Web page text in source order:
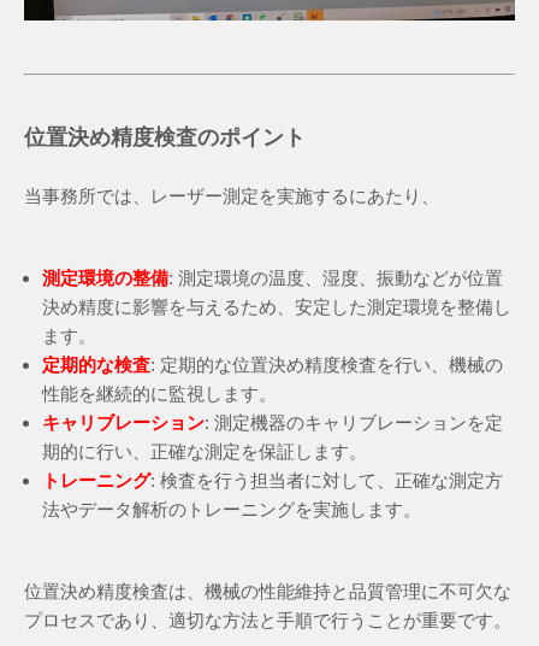
位置決め精度検査のポイント
当事務所では、レーザー測定を実施するにあたり、
測定環境の整備: 測定環境の温度、湿度、振動などが位置
決め精度に影響を与えるため、安定した測定環境を整備し
ます。
定期的な検査: 定期的な位置決め精度検査を行い、機械の
性能を継続的に監視します。
キャリブレーション: 測定機器のキャリブレーションを定
期的に行い、正確な測定を保証します。
トレーニング: 検査を行う担当者に対して、正確な測定方
法やデータ解析のトレーニングを実施します。
位置決め精度検査は、機械の性能維持と品質管理に不可欠な
プロセスであり、適切な方法と手順で行うことが重要です。